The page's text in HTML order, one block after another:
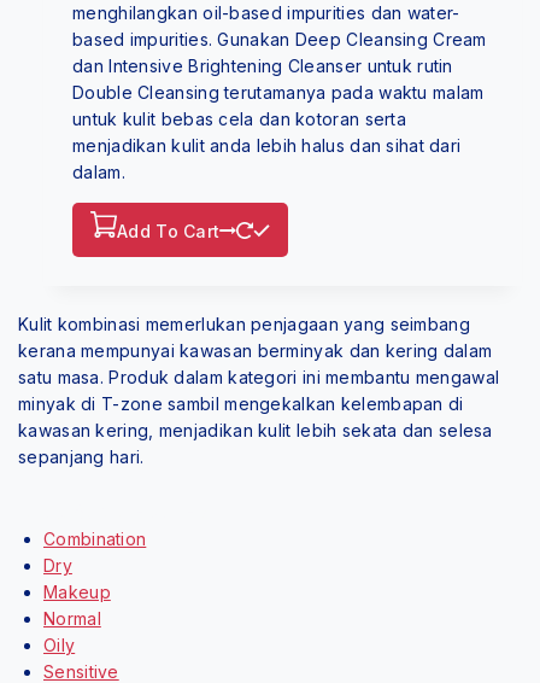
menghilangkan oil-based impurities dan water-
based impurities. Gunakan Deep Cleansing Cream
dan Intensive Brightening Cleanser untuk rutin
Double Cleansing terutamanya pada waktu malam
untuk kulit bebas cela dan kotoran serta
menjadikan kulit anda lebih halus dan sihat dari
dalam.
Add To Cart
Kulit kombinasi memerlukan penjagaan yang seimbang
kerana mempunyai kawasan berminyak dan kering dalam
satu masa. Produk dalam kategori ini membantu mengawal
minyak di T-zone sambil mengekalkan kelembapan di
kawasan kering, menjadikan kulit lebih sekata dan selesa
sepanjang hari.
Combination
Dry
Makeup
Normal
Oily
Sensitive